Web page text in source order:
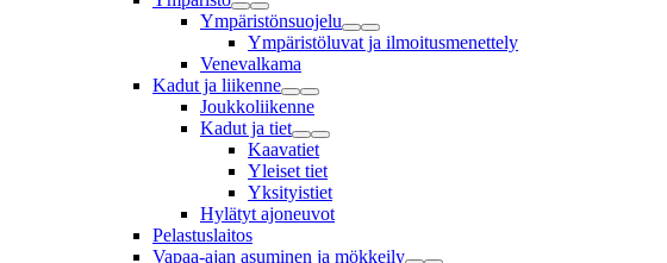
Ympäristönsuojelu
Ympäristöluvat ja ilmoitusmenettely
Venevalkama
Kadut ja liikenne
Joukkoliikenne
Kadut ja tiet
Kaavatiet
Yleiset tiet
Yksityistiet
Hylätyt ajoneuvot
Pelastuslaitos
Vapaa-ajan asuminen ja mökkeily